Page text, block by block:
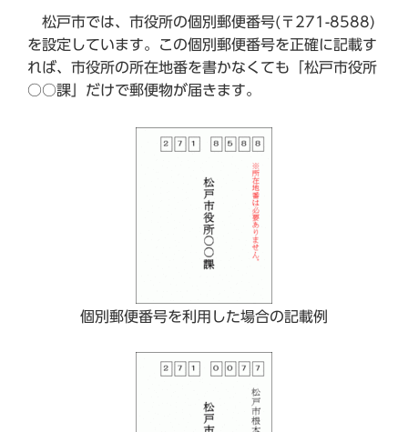
松戸市では、市役所の個別郵便番号(〒271-8588)
を設定しています。この個別郵便番号を正確に記載す
れば、市役所の所在地番を書かなくても「松戸市役所
○○課」だけで郵便物が届きます。
個別郵便番号を利用した場合の記載例